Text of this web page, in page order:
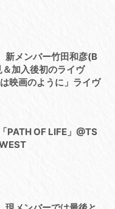
新メンバー竹田和彦(B
加入後初のライヴ
は映画のように」ライヴ
PATH OF LIFE」@TS